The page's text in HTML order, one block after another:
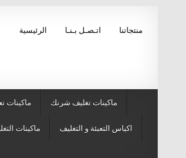
الرئيسية اتـصـل بـنـا منتجاتنا
ماكينات ماكينات تغليف شرنك
ماكينات التغليف اكياس التعبئة و التغليف